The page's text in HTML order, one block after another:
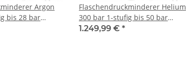
Argon
bis 28 bar
W30x2"
Flaschendruckminderer Helium
300 bar 1-stufig bis 50 bar
regelbar - Anschluss W30x2"
1.249,99 € *